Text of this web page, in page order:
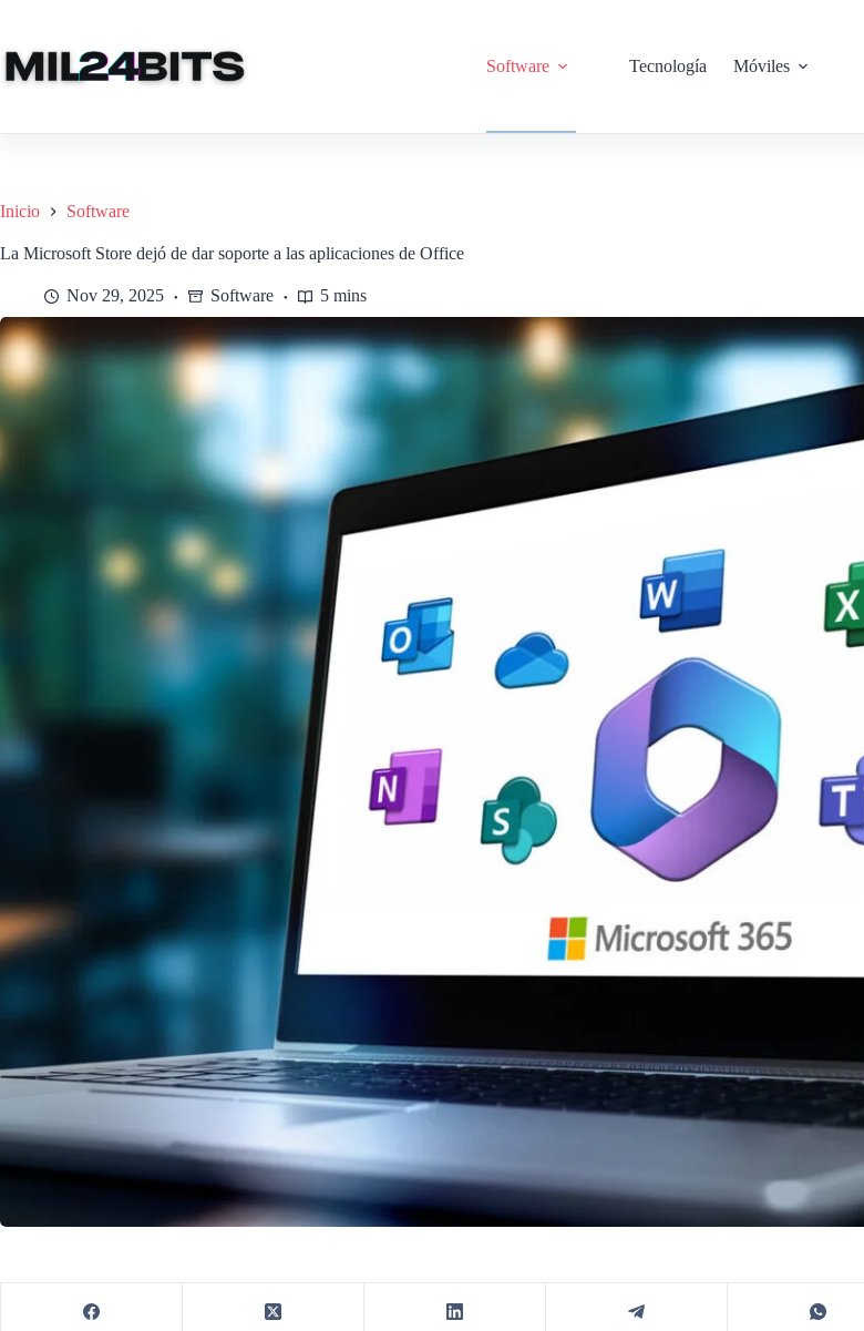
contenido
Software
Tecnología Móviles
Inicio Software
La Microsoft Store dejó de dar soporte a las aplicaciones de Office
Nov 29, 2025 Software 5 mins